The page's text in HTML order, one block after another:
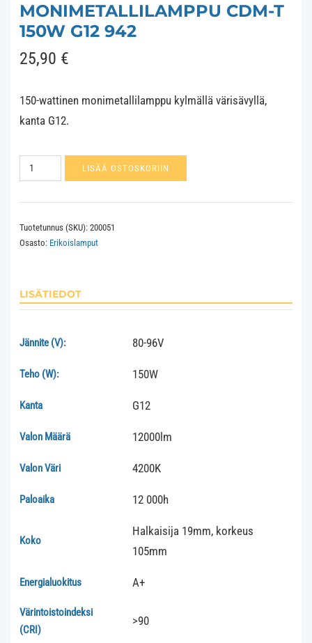
MONIMETALLILAMPPU CDM-T
150W G12 942
25,90 €
150-wattinen monimetallilamppu kylmällä värisävyllä,
kanta G12.
Monimetallilamppu
CDM-
G12
942
LISÄÄ OSTOSKORIIN
Tuotetunnus (SKU): 200051
Osasto: Erikoislamput
LISÄTIEDOT
Jännite (V): 80-96V
Teho (W): 150W
Kanta G12
Valon Määrä 12000lm
Valon Väri 4200K
Paloaika 12 000h
Koko
Halkaisija 19mm, korkeus
105mm
Energialuokitus A+
Värintoistoindeksi
(CRI)
>90